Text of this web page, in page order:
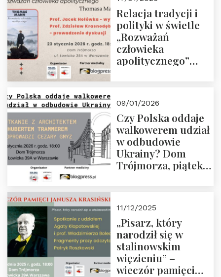
Relacja tradycji i
polityki w świetle
„Rozważań
człowieka
apolitycznego”
godz. 18:00.
Zapraszamy!
09/01/2026
Czy Polska oddaje
walkowerem udział
w odbudowie
Ukrainy? Dom
Trójmorza, piątek
11/12/2025
„Pisarz, który
narodził się w
stalinowskim
więzieniu” –
wieczór pamięci